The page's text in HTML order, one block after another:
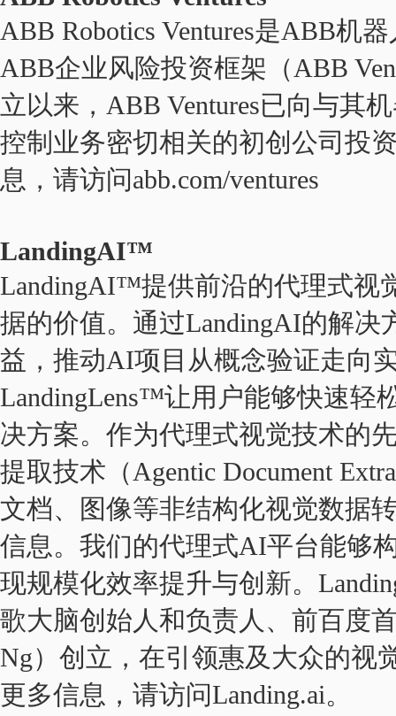
ABB Robotics Ventures是ABB机
ABB企业风险投资框架（ABB
立以来，ABB Ventures已向与其
控制业务密切相关的初创公司投
息，请访问abb.com/ventures
LandingAI™
LandingAI™提供前沿的代理式视
据的价值。通过LandingAI的解
益，推动AI项目从概念验证走向
LandingLens™让用户能够快速轻
决方案。作为代理式视觉技术的
提取技术（Agentic Document
文档、图像等非结构化视觉数据
信息。我们的代理式AI平台能够
现规模化效率提升与创新。
歌大脑创始人和负责人、前百度
Ng）创立，在引领惠及大众的视
更多信息，请访问Landing.ai。